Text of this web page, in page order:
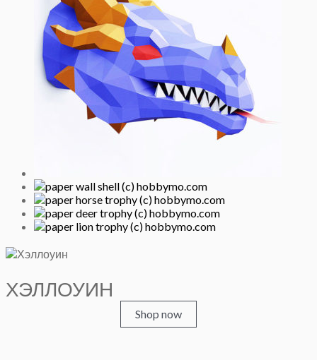
ХЭЛЛОУИН
Shop now